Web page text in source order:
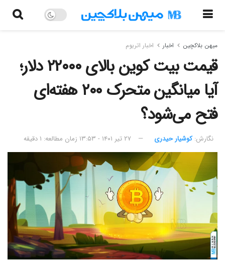
میهن بلاکچین اخبار اخبار اتریوم
قیمت بیت کوین بالای ۲۲۰۰۰ دلار؛
آیا میانگین متحرک ۲۰۰ هفته‌ای
فتح می‌شود؟
نگارش:‌ کوشیار حیدری ۲۷ تیر ۱۴۰۱ - ۱۳:۵۳ زمان مطالعه: ۱ دقیقه